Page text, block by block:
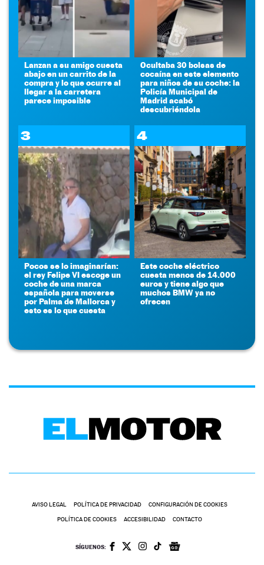
Lanzan a su amigo cuesta
abajo en un carrito de la
compra y lo que ocurre al
llegar a la carretera
parece imposible
Ocultaba 30 bolsas de
cocaína en este elemento
para niños de su coche: la
Policía Municipal de
Madrid acabó
descubriéndola
3
Pocos se lo imaginarían:
el rey Felipe VI escoge un
coche de una marca
española para moverse
por Palma de Mallorca y
esto es lo que cuesta
4
Este coche eléctrico
cuesta menos de 14.000
euros y tiene algo que
muchos BMW ya no
ofrecen
AVISO LEGAL POLÍTICA DE PRIVACIDAD CONFIGURACIÓN DE COOKIES
POLÍTICA DE COOKIES ACCESIBILIDAD CONTACTO
SÍGUENOS: